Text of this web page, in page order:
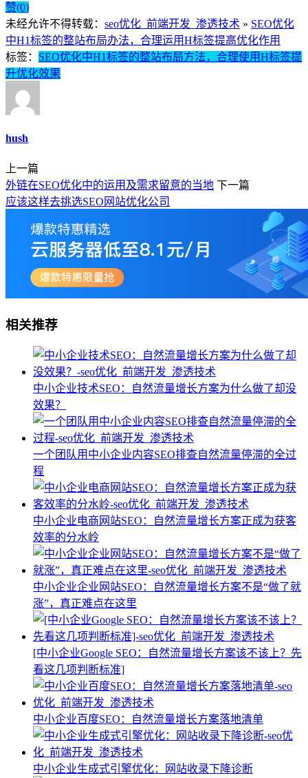
赞(0)
未经允许不得转载： seo优化_前端开发_渗透技术 » SEO优化
中H1标签的整站布局办法，合理运用H标签提高优化作用
标签： SEO优化中H1标签的整站布局方法，合理使用H标签提
升优化效果
hush
上一篇
外链在SEO优化中的运用及需求留意的当地 下一篇
应该这样去挑选SEO网站优化公司
相关推荐
中小企业技术SEO：自然流量增长方案为什么做了却没
效果？
一个团队用中小企业内容SEO排查自然流量停滞的全过
程
中小企业电商网站SEO：自然流量增长方案正成为获客
效率的分水岭
中小企业企业网站SEO：自然流量增长方案不是“做了就
涨”，真正难点在这里
[中小企业Google SEO：自然流量增长方案该不该上？先
看这几项判断标准]
中小企业百度SEO：自然流量增长方案落地清单
中小企业生成式引擎优化：网站收录下降诊断